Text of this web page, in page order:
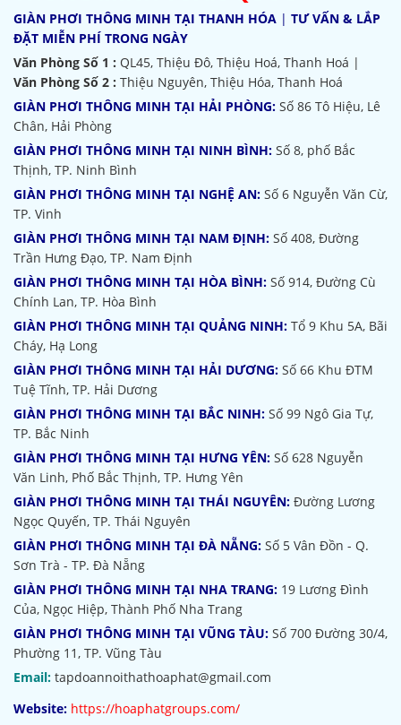
GIÀN PHƠI THÔNG MINH TẠI THANH HÓA | TƯ VẤN & LẮP
ĐẶT MIỄN PHÍ TRONG NGÀY
Văn Phòng Số 1 : QL45, Thiệu Đô, Thiệu Hoá, Thanh Hoá |
Văn Phòng Số 2 : Thiệu Nguyên, Thiệu Hóa, Thanh Hoá
GIÀN PHƠI THÔNG MINH TẠI HẢI PHÒNG: Số 86 Tô Hiệu, Lê
Chân, Hải Phòng
GIÀN PHƠI THÔNG MINH TẠI NINH BÌNH: Số 8, phố Bắc
Thịnh, TP. Ninh Bình
GIÀN PHƠI THÔNG MINH TẠI NGHỆ AN: Số 6 Nguyễn Văn Cừ,
TP. Vinh
GIÀN PHƠI THÔNG MINH TẠI NAM ĐỊNH: Số 408, Đường
Trần Hưng Đạo, TP. Nam Định
GIÀN PHƠI THÔNG MINH TẠI HÒA BÌNH: Số 914, Đường Cù
Chính Lan, TP. Hòa Bình
GIÀN PHƠI THÔNG MINH TẠI QUẢNG NINH: Tổ 9 Khu 5A, Bãi
Cháy, Hạ Long
GIÀN PHƠI THÔNG MINH TẠI HẢI DƯƠNG: Số 66 Khu ĐTM
Tuệ Tĩnh, TP. Hải Dương
GIÀN PHƠI THÔNG MINH TẠI BẮC NINH: Số 99 Ngô Gia Tự,
TP. Bắc Ninh
GIÀN PHƠI THÔNG MINH TẠI HƯNG YÊN: Số 628 Nguyễn
Văn Linh, Phố Bắc Thịnh, TP. Hưng Yên
GIÀN PHƠI THÔNG MINH TẠI THÁI NGUYÊN: Đường Lương
Ngọc Quyến, TP. Thái Nguyên
GIÀN PHƠI THÔNG MINH TẠI ĐÀ NẴNG: Số 5 Vân Đồn - Q.
Sơn Trà - TP. Đà Nẵng
GIÀN PHƠI THÔNG MINH TẠI NHA TRANG: 19 Lương Đình
Của, Ngọc Hiệp, Thành Phố Nha Trang
GIÀN PHƠI THÔNG MINH TẠI VŨNG TÀU: Số 700 Đường 30/4,
Phường 11, TP. Vũng Tàu
Email: tapdoannoithathoaphat@gmail.com
Website: https://hoaphatgroups.com/